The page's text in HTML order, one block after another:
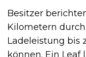
Besitzer
Kilometern
Ladeleistung bis
können. Ein Leaf